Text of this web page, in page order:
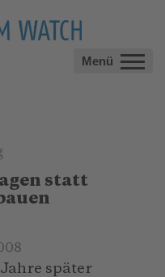
Menü
statt
später